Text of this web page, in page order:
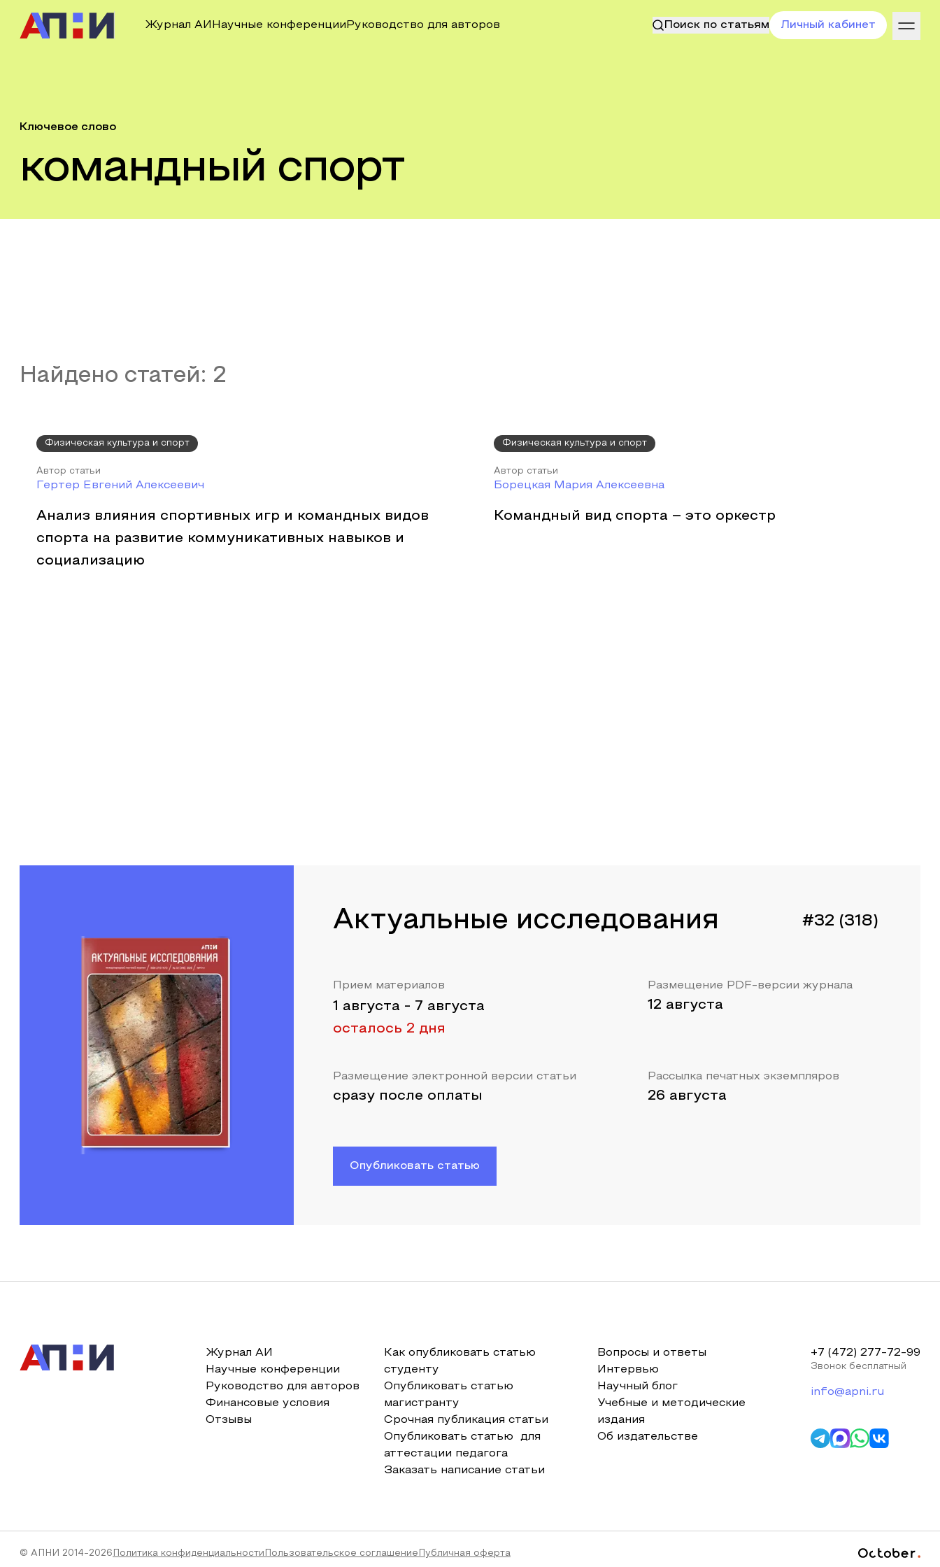
Журнал АИ Научные конференции Руководство для авторов Поиск по статьям Личный кабинет
Ключевое слово
командный спорт
Найдено статей: 2
Физическая культура и спорт
Автор статьи
Гертер Евгений Алексеевич
Анализ влияния спортивных игр и командных видов
спорта на развитие коммуникативных навыков и
социализацию
Физическая культура и спорт
Автор статьи
Борецкая Мария Алексеевна
Командный вид спорта – это оркестр
Актуальные исследования #32 (318)
Прием материалов
1 августа - 7 августа
осталось 2 дня
Размещение PDF-версии журнала
12 августа
Размещение электронной версии статьи
сразу после оплаты
Рассылка печатных экземпляров
26 августа
Опубликовать статью
Журнал АИ
Научные конференции
Руководство для авторов
Финансовые условия
Отзывы
Как опубликовать статью
студенту
Опубликовать статью
магистранту
Срочная публикация статьи
Опубликовать статью для
аттестации педагога
Заказать написание статьи
Вопросы и ответы
Интервью
Научный блог
Учебные и методические
издания
Об издательстве
+7 (472) 277-72-99
Звонок бесплатный
info@apni.ru
© АПНИ 2014-2026 Политика конфиденциальности Пользовательское соглашение Публичная оферта